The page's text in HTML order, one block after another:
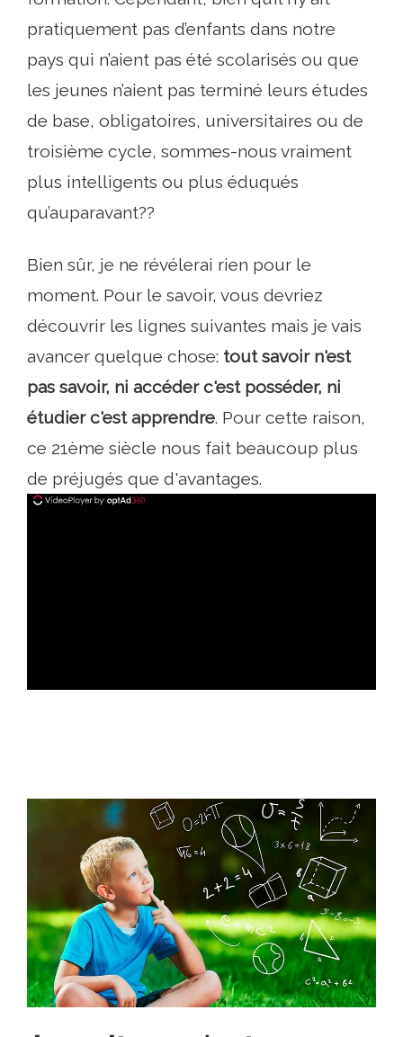
pratiquement pas d’enfants dans notre
pays qui n’aient pas été scolarisés ou que
les jeunes n’aient pas terminé leurs études
de base, obligatoires, universitaires ou de
troisième cycle, sommes-nous vraiment
plus intelligents ou plus éduqués
qu’auparavant??
Bien sûr, je ne révélerai rien pour le
moment. Pour le savoir, vous devriez
découvrir les lignes suivantes mais je vais
avancer quelque chose: tout savoir n'est
pas savoir, ni accéder c'est posséder, ni
étudier c'est apprendre. Pour cette raison,
ce 21ème siècle nous fait beaucoup plus
de préjugés que d'avantages.